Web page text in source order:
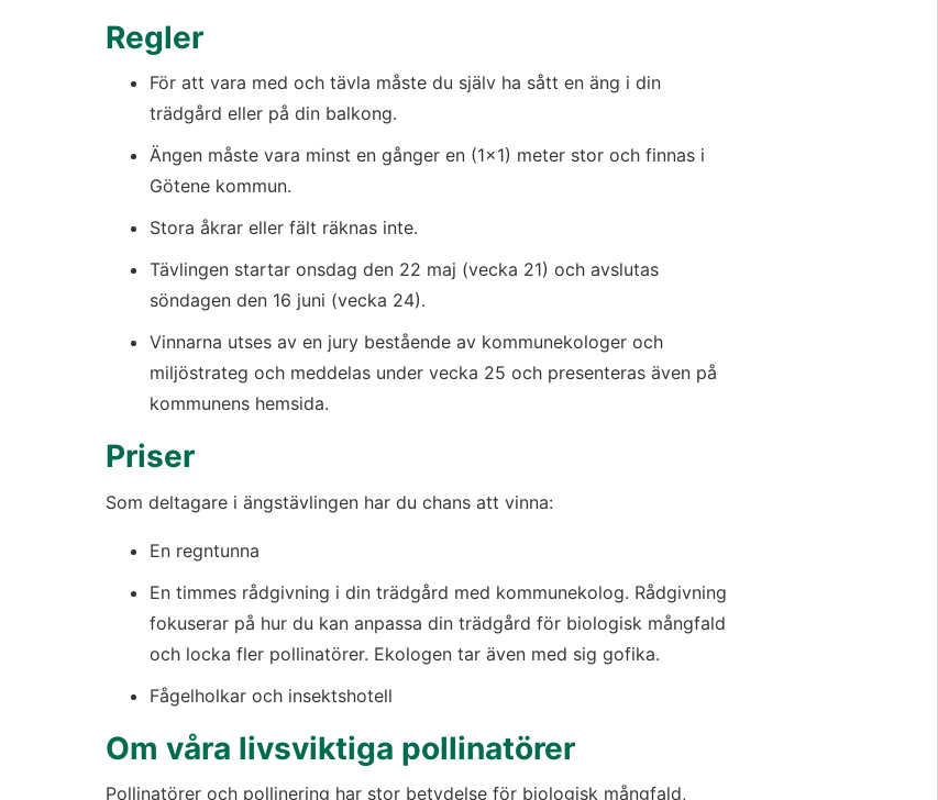
Regler
För att vara med och tävla måste du själv ha sått en äng i din
trädgård eller på din balkong.
Ängen måste vara minst en gånger en (1x1) meter stor och finnas i
Götene kommun.
Stora åkrar eller fält räknas inte.
Tävlingen startar onsdag den 22 maj (vecka 21) och avslutas
söndagen den 16 juni (vecka 24).
Vinnarna utses av en jury bestående av kommunekologer och
miljöstrateg och meddelas under vecka 25 och presenteras även på
kommunens hemsida.
Priser
Som deltagare i ängstävlingen har du chans att vinna:
En regntunna
En timmes rådgivning i din trädgård med kommunekolog. Rådgivning
fokuserar på hur du kan anpassa din trädgård för biologisk mångfald
och locka fler pollinatörer. Ekologen tar även med sig gofika.
Fågelholkar och insektshotell
Om våra livsviktiga pollinatörer
Pollinatörer och pollinering har stor betydelse för biologisk mångfald,